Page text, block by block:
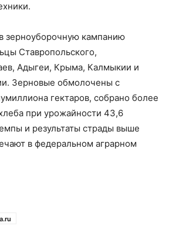
зерноуборочную кампанию
Ставропольского,
Адыгеи, Крыма, Калмыкии и
Зерновые обмолочены с
гектаров, собрано более
при урожайности 43,6
и результаты страды выше
в федеральном аграрном